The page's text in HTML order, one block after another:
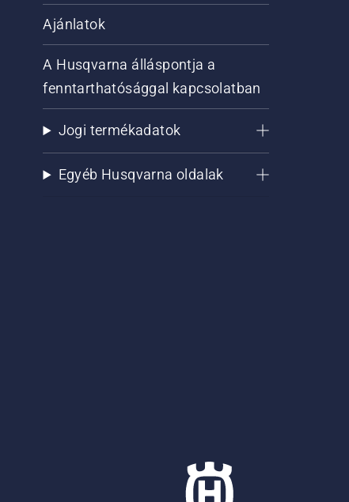
Ajánlatok
A Husqvarna álláspontja a
fenntarthatósággal kapcsolatban
Jogi termékadatok
Egyéb Husqvarna oldalak